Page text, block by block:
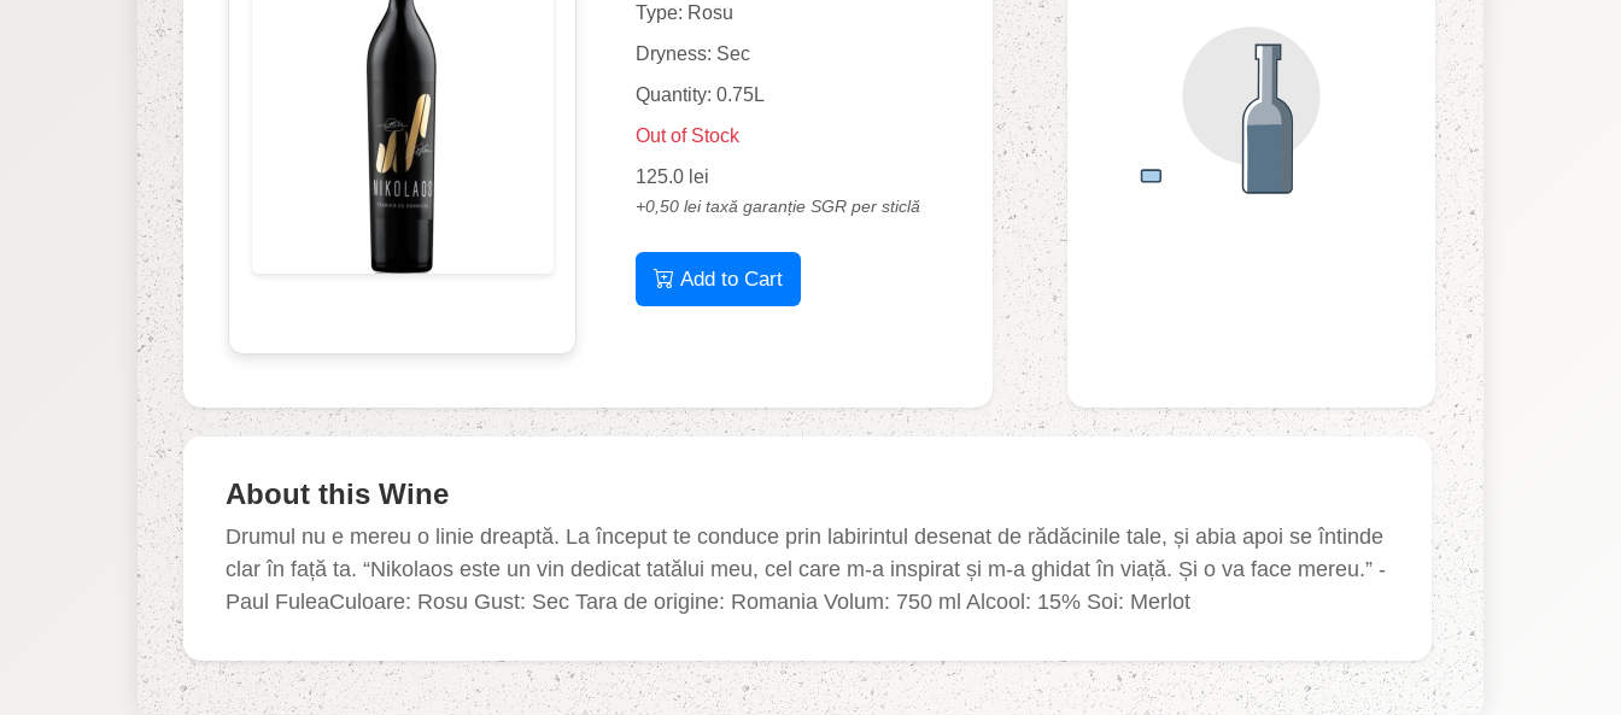
Type: Rosu
Dryness: Sec
Quantity: 0.75L
Out of Stock
125.0 lei
+0,50 lei taxă garanție SGR per sticlă
Add to Cart
About this Wine
Drumul nu e mereu o linie dreaptă. La început te conduce prin labirintul desenat de rădăcinile tale, și abia apoi se întinde
clar în față ta. “Nikolaos este un vin dedicat tatălui meu, cel care m-a inspirat și m-a ghidat în viață. Și o va face mereu.” -
Paul FuleaCuloare: Rosu Gust: Sec Tara de origine: Romania Volum: 750 ml Alcool: 15% Soi: Merlot